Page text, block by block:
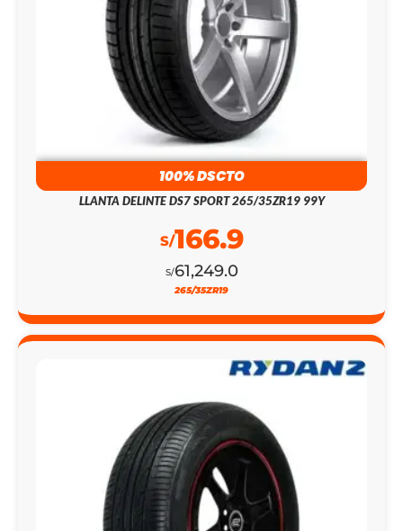
100% DSCTO
LLANTA DELINTE DS7 SPORT 265/35ZR19 99Y
S/61,249.0
S/166.9
265/35ZR19